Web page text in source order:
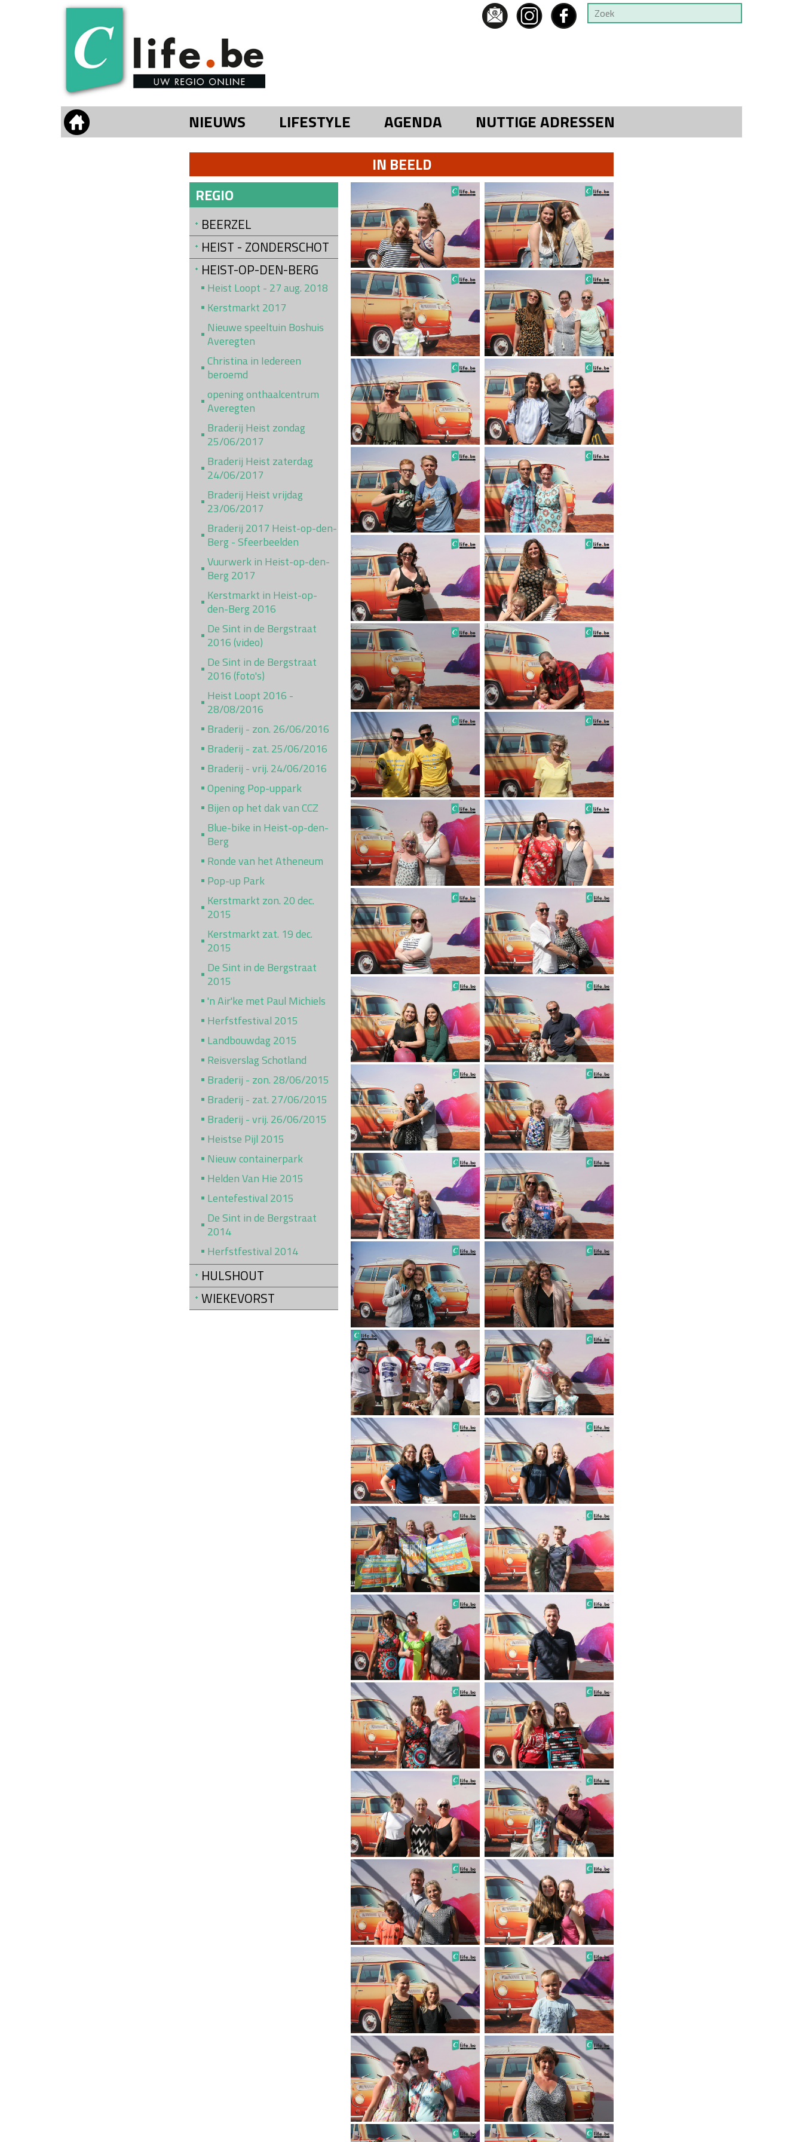
NIEUWS LIFESTYLE AGENDA NUTTIGE ADRESSEN
IN BEELD
REGIO
BEERZEL
HEIST - ZONDERSCHOT
HEIST-OP-DEN-BERG
Heist Loopt - 27 aug. 2018
Kerstmarkt 2017
Nieuwe speeltuin Boshuis
Averegten
Christina in Iedereen
beroemd
opening onthaalcentrum
Averegten
Braderij Heist zondag
25/06/2017
Braderij Heist zaterdag
24/06/2017
Braderij Heist vrijdag
23/06/2017
Braderij 2017 Heist-op-den-
Berg - Sfeerbeelden
Vuurwerk in Heist-op-den-
Berg 2017
Kerstmarkt in Heist-op-
den-Berg 2016
De Sint in de Bergstraat
2016 (video)
De Sint in de Bergstraat
2016 (foto's)
Heist Loopt 2016 -
28/08/2016
Braderij - zon. 26/06/2016
Braderij - zat. 25/06/2016
Braderij - vrij. 24/06/2016
Opening Pop-uppark
Bijen op het dak van CCZ
Blue-bike in Heist-op-den-
Berg
Ronde van het Atheneum
Pop-up Park
Kerstmarkt zon. 20 dec.
2015
Kerstmarkt zat. 19 dec.
2015
De Sint in de Bergstraat
2015
'n Air'ke met Paul Michiels
Herfstfestival 2015
Landbouwdag 2015
Reisverslag Schotland
Braderij - zon. 28/06/2015
Braderij - zat. 27/06/2015
Braderij - vrij. 26/06/2015
Heistse Pijl 2015
Nieuw containerpark
Helden Van Hie 2015
Lentefestival 2015
De Sint in de Bergstraat
2014
Herfstfestival 2014
HULSHOUT
WIEKEVORST